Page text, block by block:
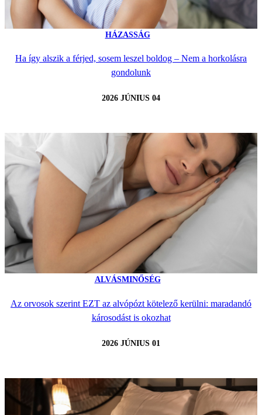
HÁZASSÁG
Ha így alszik a férjed, sosem leszel boldog – Nem a horkolásra
gondolunk
2026 JÚNIUS 04
ALVÁSMINŐSÉG
Az orvosok szerint EZT az alvópózt kötelező kerülni: maradandó
károsodást is okozhat
2026 JÚNIUS 01